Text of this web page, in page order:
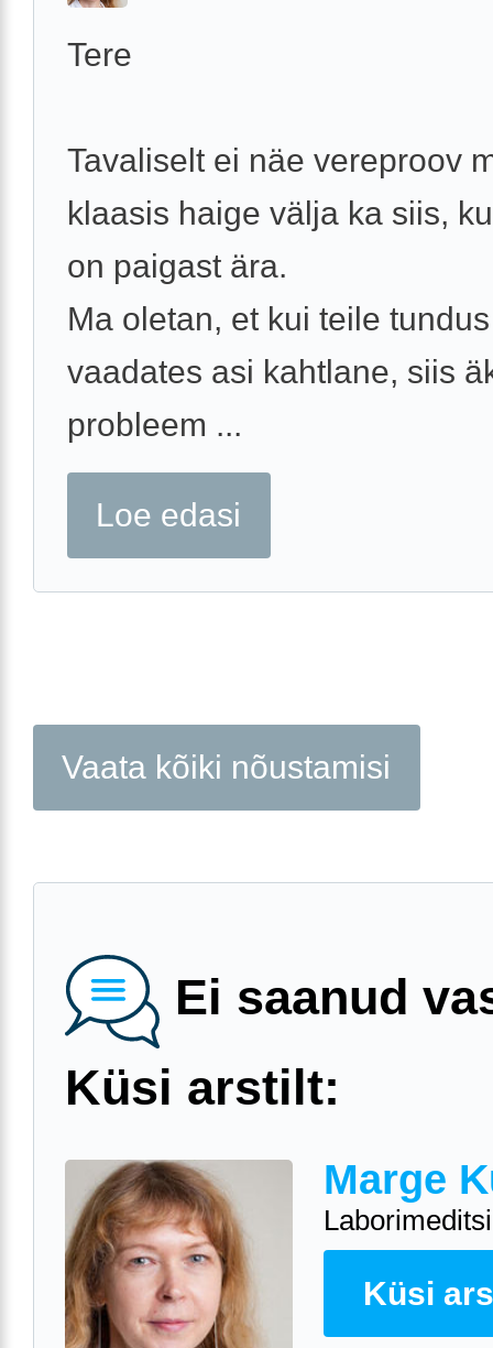
Tere
Tavaliselt ei näe vereproov
klaasis haige välja ka siis,
on paigast ära.
Ma oletan, et kui teile
vaadates asi kahtlane, siis
probleem ...
Loe edasi
Vaata kõiki nõustamisi
Ei saanud
Küsi arstilt:
Marge
Küsi